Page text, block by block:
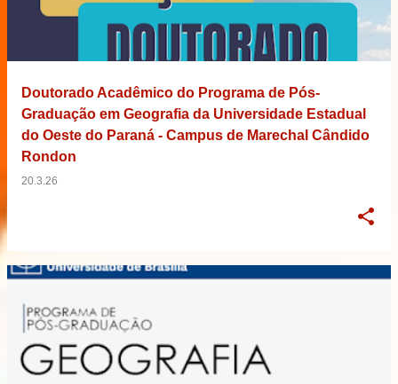
Doutorado Acadêmico do Programa de Pós-
Graduação em Geografia da Universidade Estadual
do Oeste do Paraná - Campus de Marechal Cândido
Rondon
20.3.26